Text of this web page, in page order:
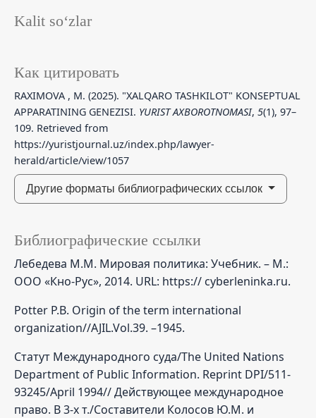
Kalit so‘zlar
Как цитировать
RAXIMOVA , M. (2025). "XALQARO TASHKILOT" KONSEPTUAL
APPARATINING GENEZISI. YURIST AXBOROTNOMASI, 5(1), 97–
109. Retrieved from
https://yuristjournal.uz/index.php/lawyer-
herald/article/view/1057
Другие форматы библиографических ссылок
Библиографические ссылки
Лебедева М.М. Мировая политика: Учебник. – М.:
ООО «Кно-Рус», 2014. URL: https:// cyberleninka.ru.
Potter P.B. Origin of the term international
organization//AJIL.Vol.39. –1945.
Статут Международного суда/The United Nations
Department of Public Information. Reprint DPI/511-
93245/April 1994// Действующее международное
право. В 3-х т./Составители Колосов Ю.М. и